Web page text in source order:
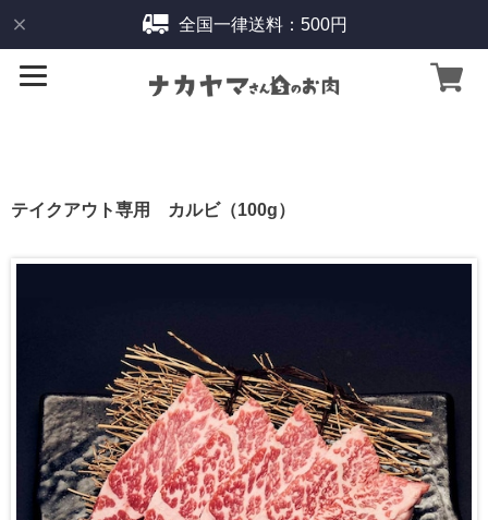
全国一律送料：500円
テイクアウト専用 カルビ（100g）